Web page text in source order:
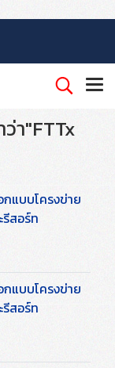
า"FTTx
กแบบโครงข่าย
สอร์ท
กแบบโครงข่าย
สอร์ท